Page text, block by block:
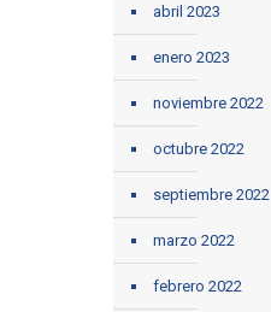
abril 2023
enero 2023
noviembre 2022
octubre 2022
septiembre 2022
marzo 2022
febrero 2022